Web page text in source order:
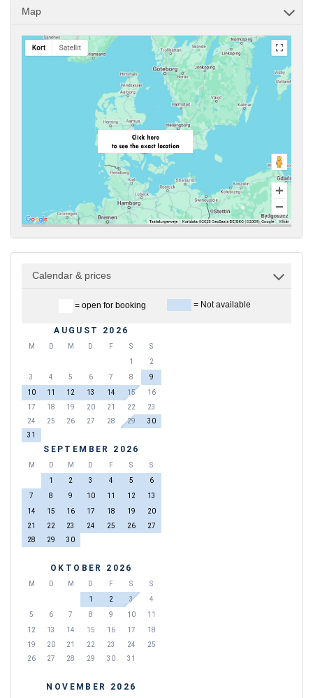
Map
Calendar & prices
= open for booking = Not available
AUGUST 2026
M D M D F S
S
1
2
3
4 5 6 7 8
9
10
11 12 13 14 15
16
17
18 19 20 21 22
23
24
25 26 27 28 29
30
31
SEPTEMBER 2026
M D M D F S
S
1
2 3 4 5
6
7
8 9 10 11 12
13
14
15 16 17 18 19
20
21
22 23 24 25 26
27
28
29 30
OKTOBER 2026
M D M D F S
S
1
2 3
4
5
6 7 8 9 10
11
12
13 14 15 16 17
18
19
20 21 22 23 24
25
26
27 28 29 30 31
NOVEMBER 2026